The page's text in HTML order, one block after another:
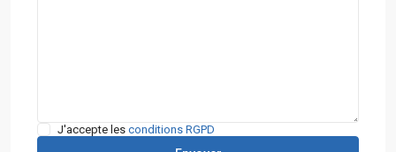
J'accepte les conditions RGPD